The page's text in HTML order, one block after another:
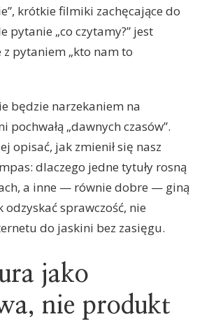
krótkie filmiki zachęcające do
pytanie „co czytamy?” jest
pytaniem „kto nam to
będzie narzekaniem na
pochwałą „dawnych czasów”.
opisać, jak zmienił się nasz
dlaczego jedne tytuły rosną
a inne — równie dobre — giną
odzyskać sprawczość, nie
do jaskini bez zasięgu.
jako
nie produkt